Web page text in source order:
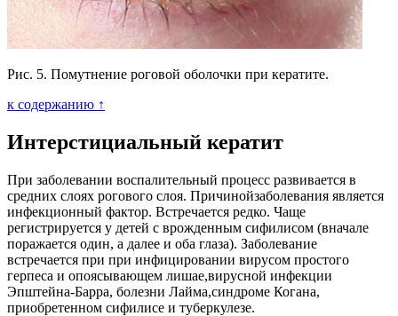
Рис. 5. Помутнение роговой оболочки при кератите.
к содержанию ↑
Интерстициальный кератит
При заболевании воспалительный процесс развивается в
средних слоях рогового слоя. Причинойзаболевания является
инфекционный фактор. Встречается редко. Чаще
регистрируется у детей с врожденным сифилисом (вначале
поражается один, а далее и оба глаза). Заболевание
встречается при при инфицировании вирусом простого
герпеса и опоясывающем лишае,вирусной инфекции
Эпштейна-Барра, болезни Лайма,синдроме Когана,
приобретенном сифилисе и туберкулезе.